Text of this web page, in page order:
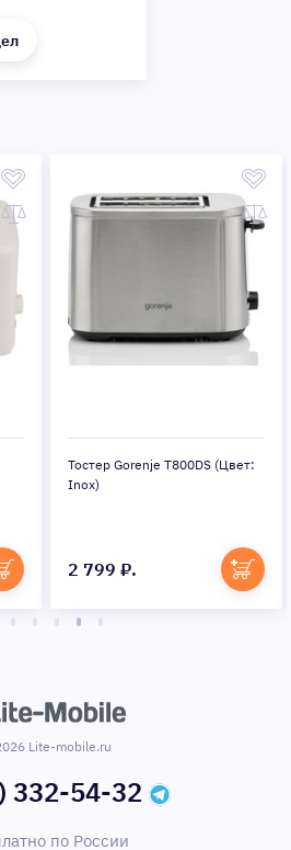
Тостер Gorenje T800DS (Цвет:
Inox)
2 799 ₽.
Lite-mobile.ru
332-54-32
по России